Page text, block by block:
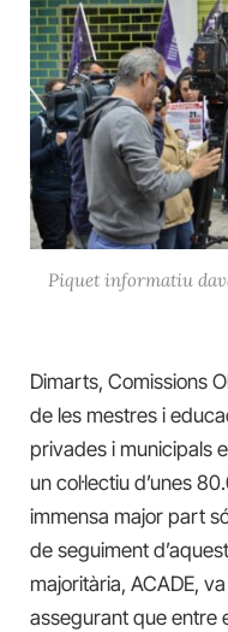
Piquet informatiu
Dimarts, Comissions
de les mestres i
privades i municipals
un col·lectiu d’unes
immensa major part
de seguiment
majoritària, ACADE,
assegurant que entre